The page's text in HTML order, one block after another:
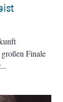
Finale